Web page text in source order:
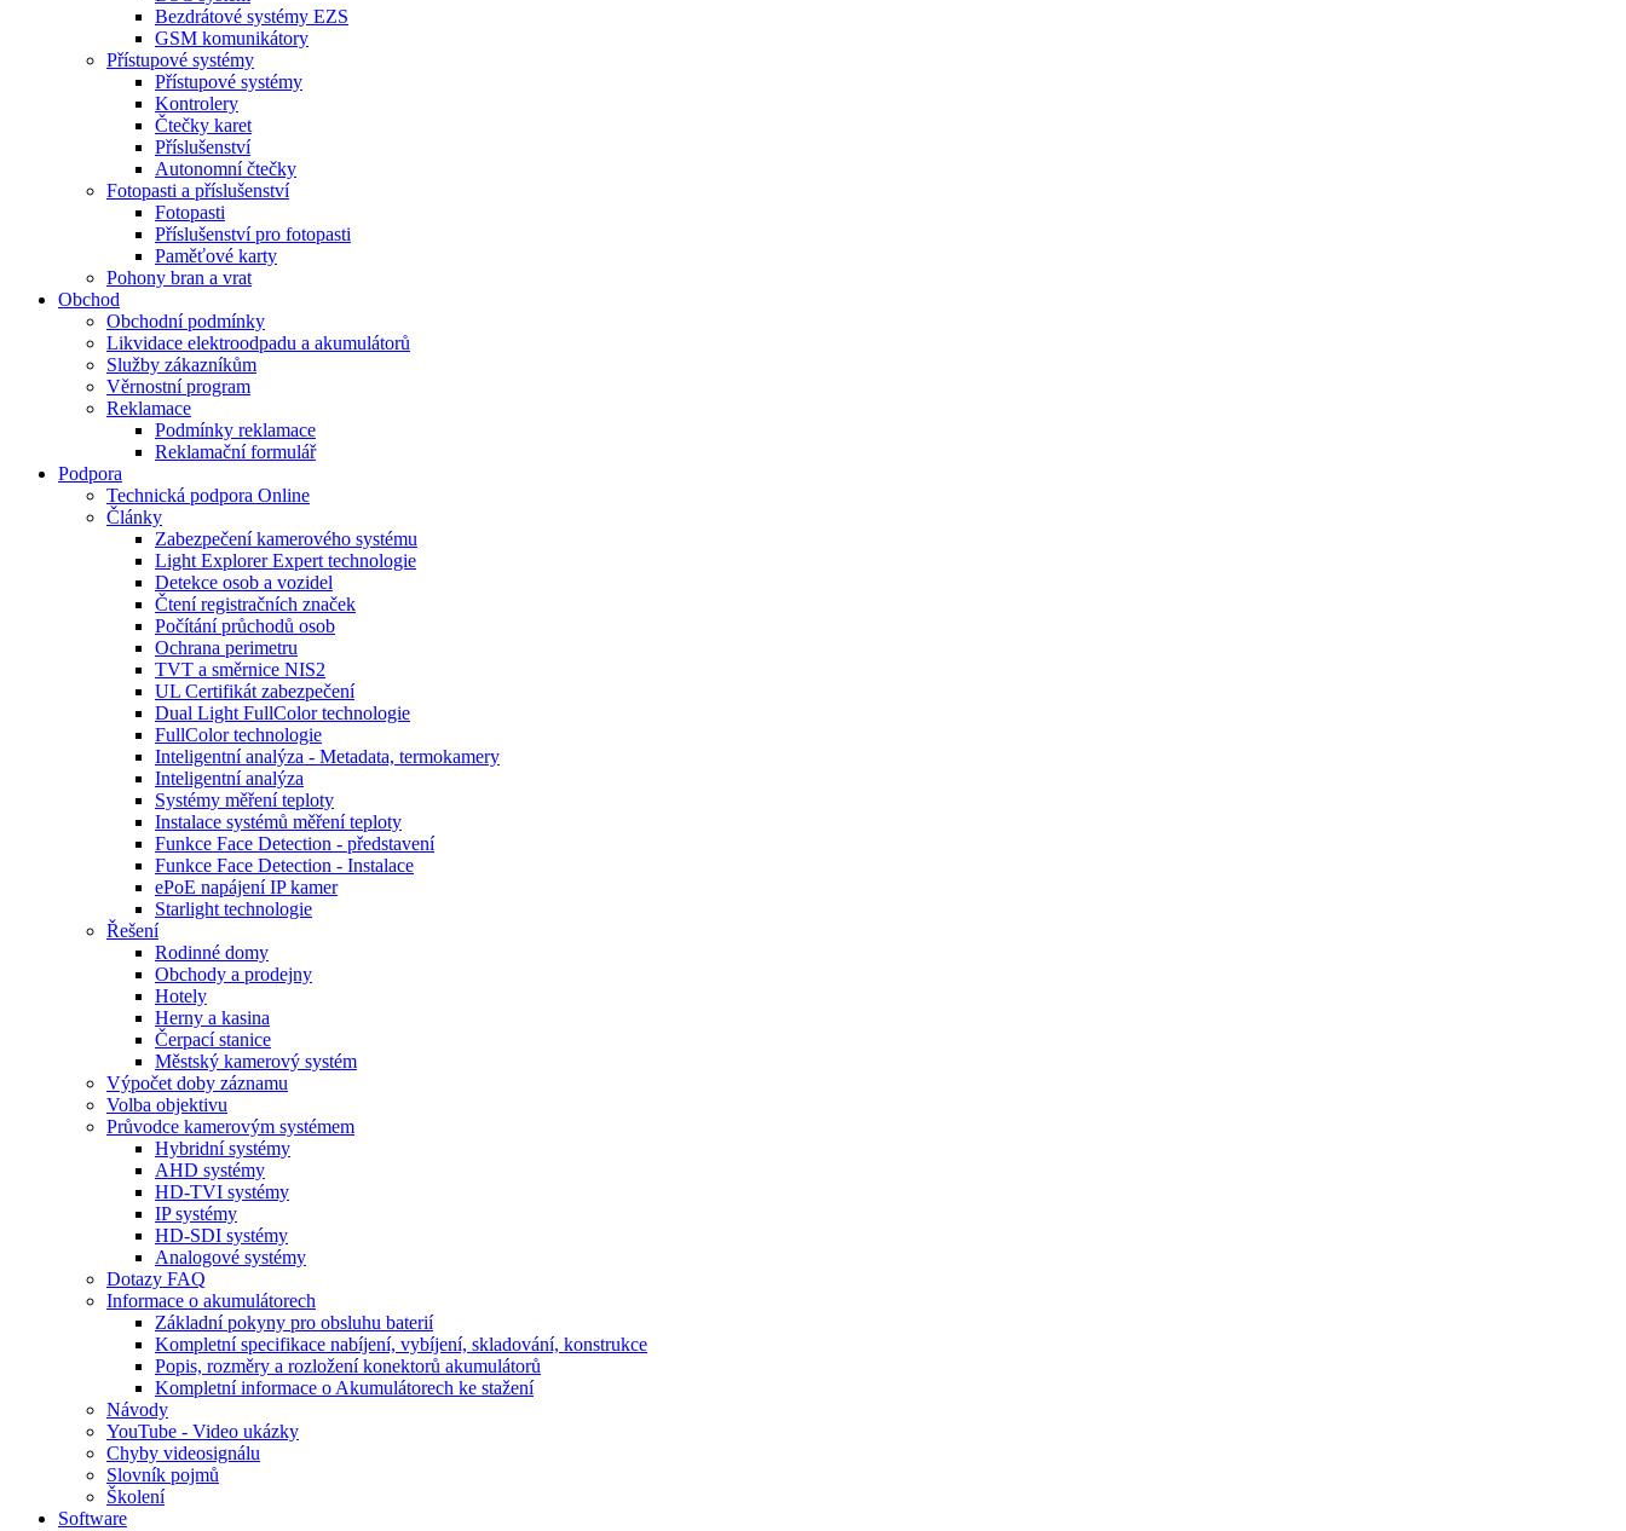
Bezdrátové systémy EZS
GSM komunikátory
Přístupové systémy
Přístupové systémy
Kontrolery
Čtečky karet
Příslušenství
Autonomní čtečky
Fotopasti a příslušenství
Fotopasti
Příslušenství pro fotopasti
Paměťové karty
Pohony bran a vrat
Obchod
Obchodní podmínky
Likvidace elektroodpadu a akumulátorů
Služby zákazníkům
Věrnostní program
Reklamace
Podmínky reklamace
Reklamační formulář
Podpora
Technická podpora Online
Články
Zabezpečení kamerového systému
Light Explorer Expert technologie
Detekce osob a vozidel
Čtení registračních značek
Počítání průchodů osob
Ochrana perimetru
TVT a směrnice NIS2
UL Certifikát zabezpečení
Dual Light FullColor technologie
FullColor technologie
Inteligentní analýza - Metadata, termokamery
Inteligentní analýza
Systémy měření teploty
Instalace systémů měření teploty
Funkce Face Detection - představení
Funkce Face Detection - Instalace
ePoE napájení IP kamer
Starlight technologie
Řešení
Rodinné domy
Obchody a prodejny
Hotely
Herny a kasina
Čerpací stanice
Městský kamerový systém
Výpočet doby záznamu
Volba objektivu
Průvodce kamerovým systémem
Hybridní systémy
AHD systémy
HD-TVI systémy
IP systémy
HD-SDI systémy
Analogové systémy
Dotazy FAQ
Informace o akumulátorech
Základní pokyny pro obsluhu baterií
Kompletní specifikace nabíjení, vybíjení, skladování, konstrukce
Popis, rozměry a rozložení konektorů akumulátorů
Kompletní informace o Akumulátorech ke stažení
Návody
YouTube - Video ukázky
Chyby videosignálu
Slovník pojmů
Školení
Software